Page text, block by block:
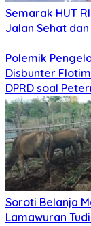
Semarak HUT
Jalan Sehat
Polemik
Disbunter
DPRD soal
Soroti Belanja
Lamawuran